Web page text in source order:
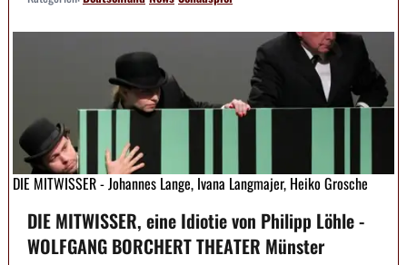
DIE MITWISSER - Johannes Lange, Ivana Langmajer, Heiko Grosche
DIE MITWISSER, eine Idiotie von Philipp Löhle -
WOLFGANG BORCHERT THEATER Münster